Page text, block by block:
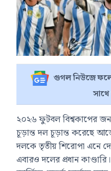
গুগল নিউজে
২০২৬ ফুটবল বিশ্বকাপের
চূড়ান্ত দল চূড়ান্ত করেছে
দলকে তৃতীয় শিরোপা এনে
এবারও দলের প্রধান